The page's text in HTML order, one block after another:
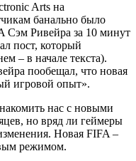
Arts на
банально было
Сэм Ривейра за 10 минут
пост, который
– в начале текста).
пообещал, что новая
игровой опыт».
нас с новыми
но вряд ли геймеры
Новая FIFA –
режимом.